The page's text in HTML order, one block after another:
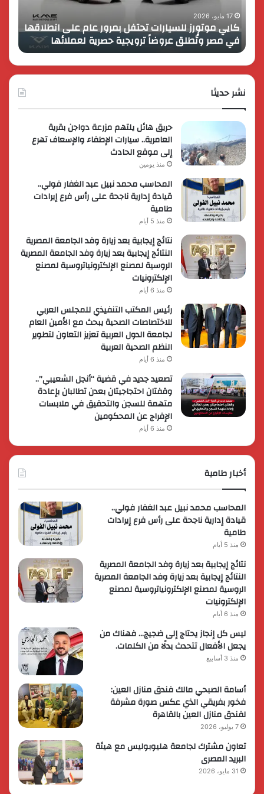
انطلاقها
في
مصر
وتُطلق
عروضاً
ترويجية
حصرية
17 مايو، 2026
كايي موتورز للسيارات تحتفل بمرور عام على انطلاقها
في مصر وتُطلق عروضاً ترويجية حصرية لعملائها
جديدة
نشر حديثا
حريق هائل يلتهم مزرعة دواجن بقرية
العامرية.. سيارات الإطفاء والإسعاف تهرع
إلى موقع الحادث
منذ يومين
المحاسب محمد نبيل عبد الغفار فولي..
قيادة إدارية ناجحة على رأس فرع إيرادات
طامية
منذ 5 أيام
نتائج إيجابية بعد زيارة وفد الجامعة المصرية
النتائج إيجابية بعد زيارة وفد الجامعة المصرية
الروسية لمصنع الإلكترونياتروسية لمصنع
الإلكترونيات
منذ 6 أيام
رئيس المكتب التنفيذي للمجلس العربي
للاختصاصات الصحية يبحث مع الأمين العام
لجامعة الدول العربية تعزيز التعاون لتطوير
النظم الصحية العربية
منذ 6 أيام
تصعيد جديد في قضية “أنجل الشعيبي”..
وقفتان احتجاجيتان بعدن تطالبان بإعادة
متهمة للسجن والتحقيق في ملابسات
الإفراج عن المحكومين
منذ 6 أيام
أخبار طامية
المحاسب محمد نبيل عبد الغفار فولي..
قيادة إدارية ناجحة على رأس فرع إيرادات
طامية
منذ 5 أيام
نتائج إيجابية بعد زيارة وفد الجامعة المصرية
النتائج إيجابية بعد زيارة وفد الجامعة المصرية
الروسية لمصنع الإلكترونياتروسية لمصنع
الإلكترونيات
منذ 6 أيام
ليس كل إنجاز يحتاج إلى ضجيج… فهناك من
يجعل الأفعال تتحدث بدلًا من الكلمات.
منذ 3 أسابيع
أسامة الصبحي مالك فندق منازل العين:
فخور بفريقي الذي عكس صورة مشرفة
لفندق منازل العين بالقاهرة
7 يوليو، 2026
تعاون مشترك لجامعة هليوبوليس مع هيئة
البريد المصرى
31 مايو، 2026